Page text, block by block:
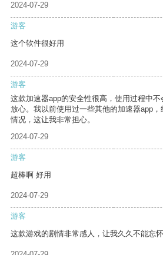
2024-07-29
游客
这个软件很好用
2024-07-29
游客
这款加速器app的安全性很高，使用过程中
放心。我以前使用过一些其他的加速器app
情况，这让我非常担心。
2024-07-29
游客
超棒啊 好用
2024-07-29
游客
这款游戏的剧情非常感人，让我久久不能忘怀